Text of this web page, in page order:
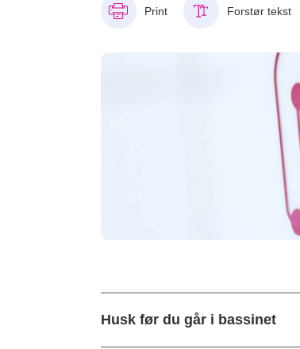
Print Forstør tekst
Husk før du går i bassinet